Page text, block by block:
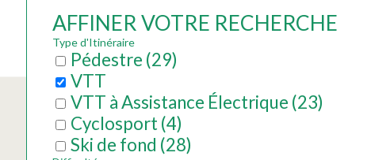
AFFINER VOTRE RECHERCHE
Type d'Itinéraire
Pédestre (29)
VTT
VTT à Assistance Électrique (23)
Cyclosport (4)
Ski de fond (28)